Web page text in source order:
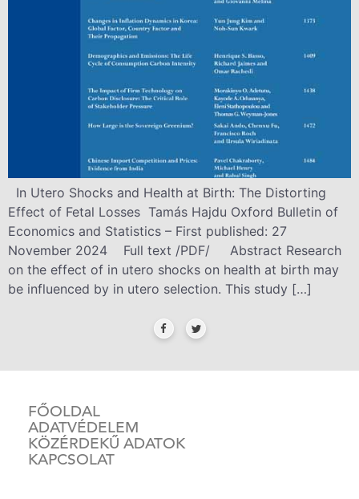
In Utero Shocks and Health at Birth: The Distorting
Effect of Fetal Losses Tamás Hajdu Oxford Bulletin of
Economics and Statistics – First published: 27
November 2024 Full text /PDF/ Abstract Research
on the effect of in utero shocks on health at birth may
be influenced by in utero selection. This study […]
FŐOLDAL
ADATVÉDELEM
KÖZÉRDEKŰ ADATOK
KAPCSOLAT